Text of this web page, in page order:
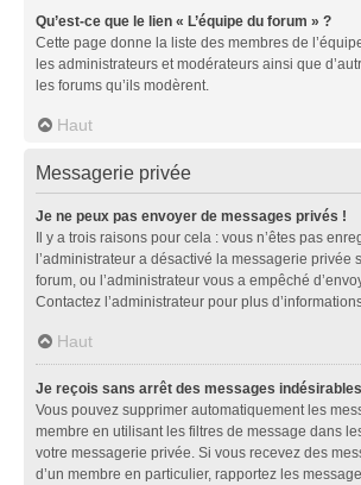
Qu’est-ce que le lien « L’équipe du forum » ?
Cette page donne la liste des membres de
les administrateurs et modérateurs ainsi que
les forums qu’ils modèrent.
Haut
Messagerie privée
Je ne peux pas envoyer de messages privés !
Il y a trois raisons pour cela : vous n’êtes pas
l’administrateur a désactivé la messagerie privée
forum, ou l’administrateur vous a empêché
Contactez l’administrateur pour plus
Haut
Je reçois sans arrêt des messages
Vous pouvez supprimer automatiquement les
membre en utilisant les filtres de message dans
votre messagerie privée. Si vous recevez des
d’un membre en particulier, rapportez les